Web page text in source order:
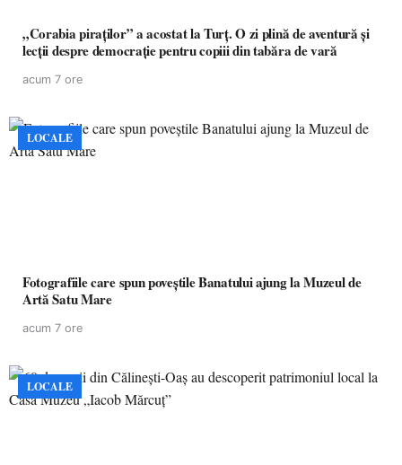
„Corabia piraților” a acostat la Turț. O zi plină de aventură și
lecții despre democrație pentru copiii din tabăra de vară
acum 7 ore
LOCALE
Fotografiile care spun poveștile Banatului ajung la Muzeul de
Artă Satu Mare
acum 7 ore
LOCALE